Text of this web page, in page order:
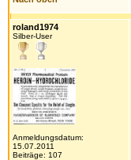
roland1974
Silber-User
Anmeldungsdatum:
15.07.2011
Beiträge: 107